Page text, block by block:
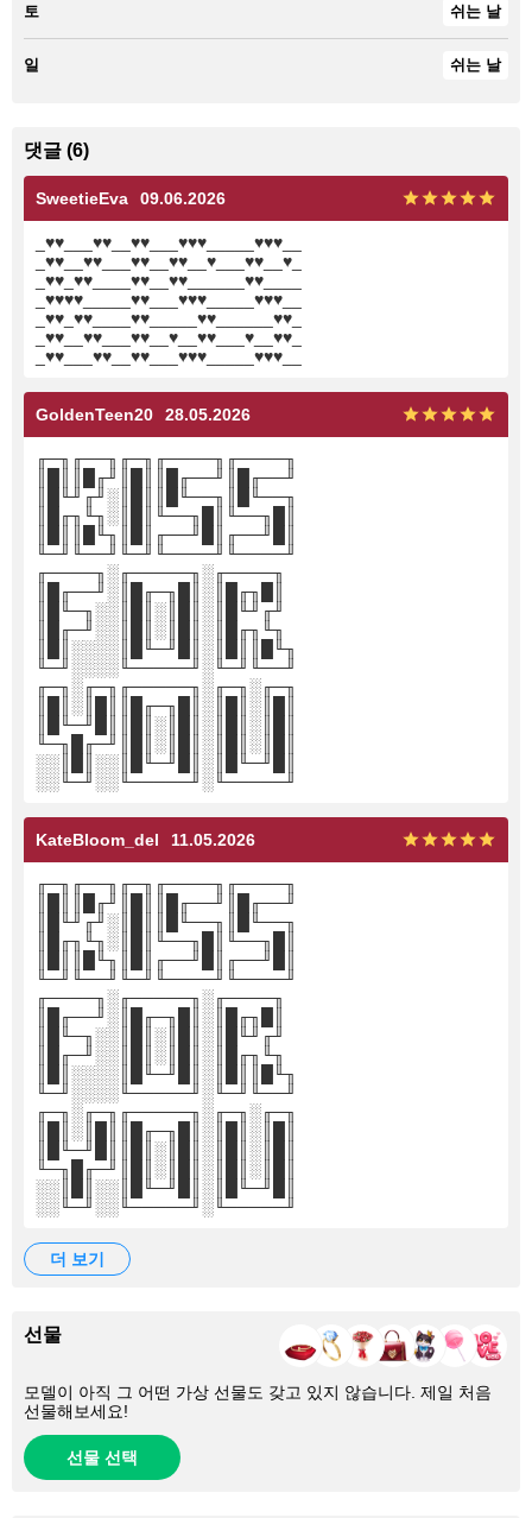
토 쉬는 날
일 쉬는 날
댓글 (6)
SweetieEva 09.06.2026
_♥♥___♥♥__♥♥___♥♥♥_____♥♥♥__
_♥♥__♥♥___♥♥__♥♥__♥___♥♥__♥_
_♥♥_♥♥____♥♥__♥♥______♥♥____
_♥♥♥♥_____♥♥___♥♥♥_____♥♥♥__
_♥♥_♥♥____♥♥_____♥♥______♥♥_
_♥♥__♥♥___♥♥__♥__♥♥___♥__♥♥_
_♥♥___♥♥__♥♥___♥♥♥_____♥♥♥__
GoldenTeen20 28.05.2026
╓─╖╓──╖╓─╖╓────╖╓────╖
║█║║█╓╜║█║║█╓──╜║█╓──╜
║█╙╜╓╜░║█║║█╙──╖║█╙──╖
║█╓╖╙╖░║█║╙──╖█║╙──╖█║
║█║║█╙╖║█║╓──╜█║╓──╜█║
╙─╜╙──╜╙─╜╙────╜╙────╜
╓────╖░╓─────╖░╓────╖
║█╓──╜░║█╓─╖█║░║█╓╖█║
║█╙─╖░░║█║░║█║░║█╙╜╓╜
║█╓─╜░░║█║░║█║░║█╓╖╙╖
║█║░░░░║█╙─╜█║░║█║║█╙╖
╙─╜░░░░╙─────╜░╙─╜╙──╜
╓─╖░╓─╖╓─────╖░╓─╖░╓─╖
║█║░║█║║█╓─╖█║░║█║░║█║
║█╙─╜█║║█║░║█║░║█║░║█║
╙─╖█╓─╜║█║░║█║░║█║░║█║
░░║█║░░║█╙─╜█║░║█╙─╜█║
░░╙─╜░░╙─────╜░╙─────╜
KateBloom_del 11.05.2026
╓─╖╓──╖╓─╖╓────╖╓────╖
║█║║█╓╜║█║║█╓──╜║█╓──╜
║█╙╜╓╜░║█║║█╙──╖║█╙──╖
║█╓╖╙╖░║█║╙──╖█║╙──╖█║
║█║║█╙╖║█║╓──╜█║╓──╜█║
╙─╜╙──╜╙─╜╙────╜╙────╜
╓────╖░╓─────╖░╓────╖
║█╓──╜░║█╓─╖█║░║█╓╖█║
║█╙─╖░░║█║░║█║░║█╙╜╓╜
║█╓─╜░░║█║░║█║░║█╓╖╙╖
║█║░░░░║█╙─╜█║░║█║║█╙╖
╙─╜░░░░╙─────╜░╙─╜╙──╜
╓─╖░╓─╖╓─────╖░╓─╖░╓─╖
║█║░║█║║█╓─╖█║░║█║░║█║
║█╙─╜█║║█║░║█║░║█║░║█║
╙─╖█╓─╜║█║░║█║░║█║░║█║
░░║█║░░║█╙─╜█║░║█╙─╜█║
░░╙─╜░░╙─────╜░╙─────╜
더 보기
선물
모델이 아직 그 어떤 가상 선물도 갖고 있지 않습니다. 제일 처음
선물해보세요!
선물 선택